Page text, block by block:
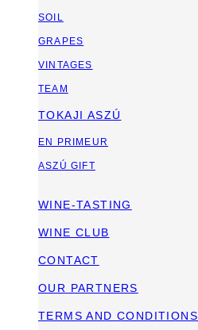
SOIL
GRAPES
VINTAGES
TEAM
TOKAJI ASZÚ
EN PRIMEUR
ASZÚ GIFT
WINE-TASTING
WINE CLUB
CONTACT
OUR PARTNERS
TERMS AND CONDITIONS